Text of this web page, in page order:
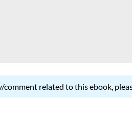
comment related to this ebook,